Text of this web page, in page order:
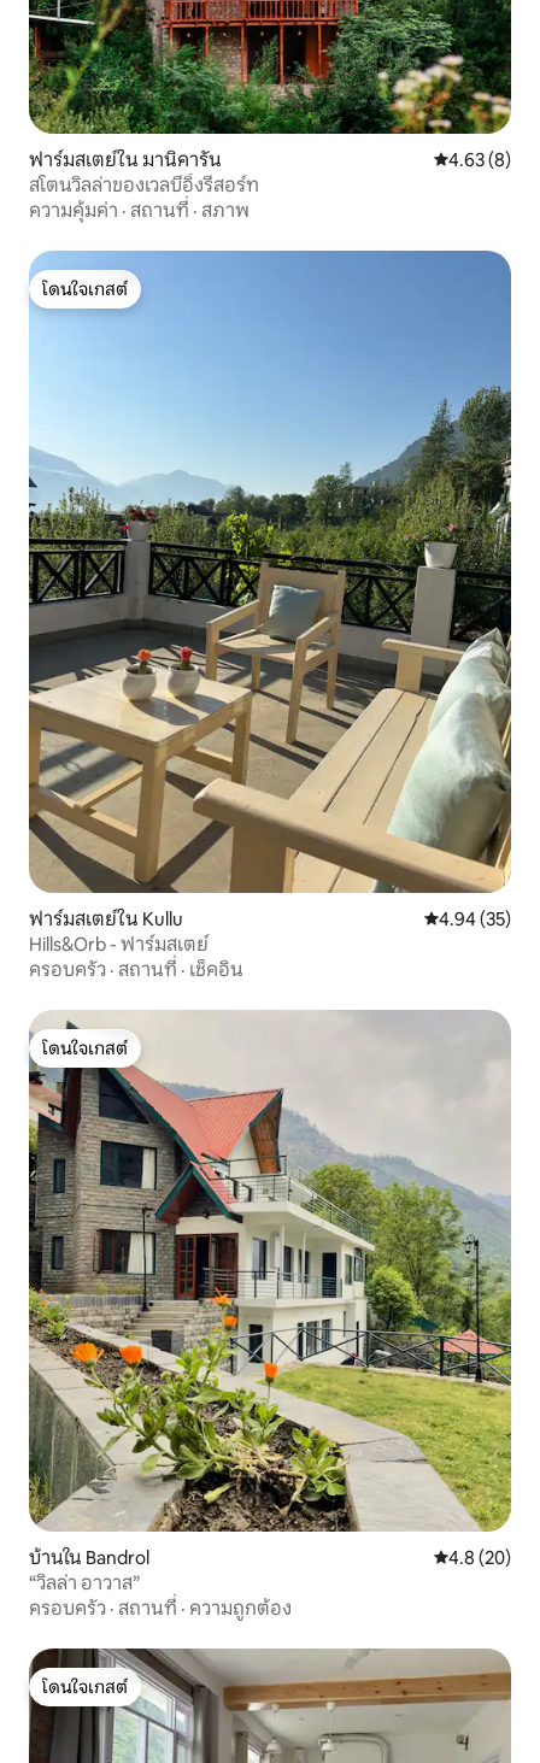
ฟาร์มสเตย์ใน มานิคารัน คะแนนเฉลี่ย
4.63 (8)
สโตนวิลล่าของเวลบีอิ้งรีสอร์ท
ความคุ้มค่า · สถานที่ · สภาพ
โดนใจเกสต์
โดนใจเกสต์
ฟาร์มสเตย์ใน Kullu คะแนนเฉลี่ย
4.94 (35)
Hills&Orb - ฟาร์มสเตย์
ครอบครัว · สถานที่ · เช็คอิน
โดนใจเกสต์
โดนใจเกสต์
บ้านใน Bandrol คะแนนเฉลี่ย
4.8 (20)
“วิลล่า อาวาส”
ครอบครัว · สถานที่ · ความถูกต้อง
โดนใจเกสต์
โดนใจเกสต์